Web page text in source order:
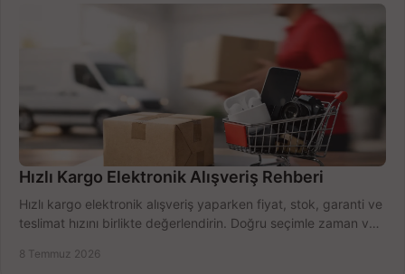
Hızlı Kargo Elektronik Alışveriş Rehberi
Hızlı kargo elektronik alışveriş yaparken fiyat, stok, garanti ve
teslimat hızını birlikte değerlendirin. Doğru seçimle zaman ve
8 Temmuz 2026